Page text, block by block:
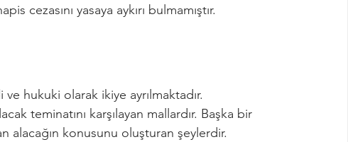
cezasını yasaya aykırı bulmamıştır.
hukuki olarak ikiye ayrılmaktadır.
teminatını karşılayan mallardır. Başka bir
alacağın konusunu oluşturan şeylerdir.